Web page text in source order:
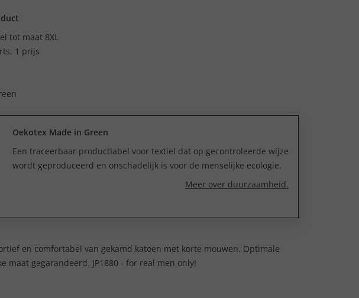
tot maat 8XL
1 prijs
Oekotex Made in Green
Een traceerbaar productlabel voor textiel dat op gecontroleerde wijze
wordt geproduceerd en onschadelijk is voor de menselijke ecologie.
Meer over duurzaamheid.
en comfortabel van gekamd katoen met korte mouwen. Optimale
maat gegarandeerd. JP1880 - for real men only!